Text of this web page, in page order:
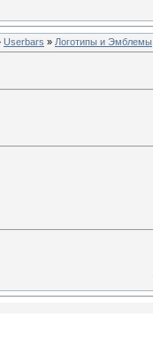
Userbars » Логотипы и Эмблемы